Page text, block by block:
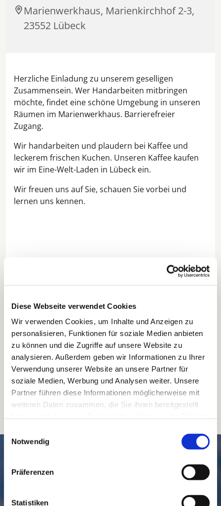
Diese Webseite verwendet Cookies
Wir verwenden Cookies, um Inhalte und Anzeigen zu
personalisieren, Funktionen für soziale Medien anbieten
zu können und die Zugriffe auf unsere Website zu
analysieren. Außerdem geben wir Informationen zu Ihrer
Verwendung unserer Website an unsere Partner für
soziale Medien, Werbung und Analysen weiter. Unsere
Partner führen diese Informationen möglicherweise mit
weiteren Daten zusammen, die Sie ihnen bereitgestellt
Notwendig
Präferenzen
Statistiken
Marienwerkhaus, Marienkirchhof 2-3,
23552 Lübeck
Herzliche Einladung zu unserem geselligen
Zusammensein. Wer Handarbeiten mitbringen
möchte, findet eine schöne Umgebung in unseren
Räumen im Marienwerkhaus. Barrierefreier
Zugang.
Wir handarbeiten und plaudern bei Kaffee und
leckerem frischen Kuchen. Unseren Kaffee kaufen
wir im Eine-Welt-Laden in Lübeck ein.
Wir freuen uns auf Sie, schauen Sie vorbei und
lernen uns kennen.